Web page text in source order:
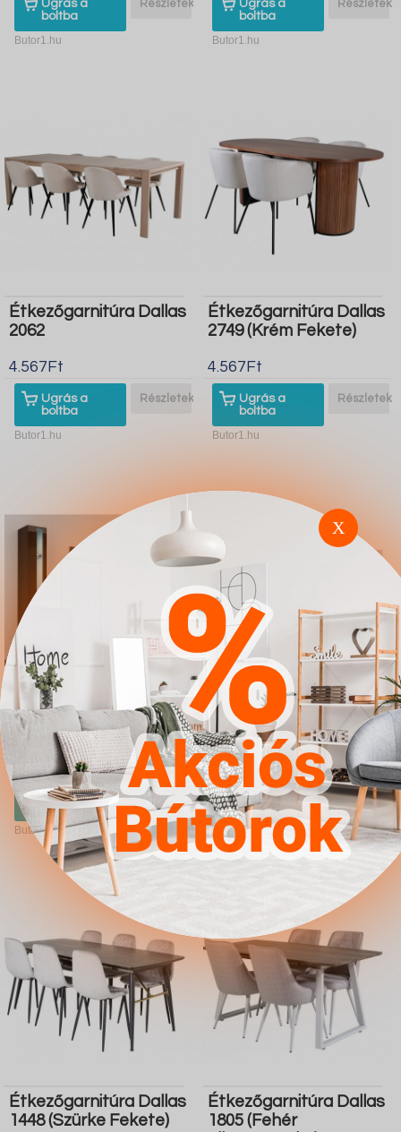
Ugrás a
boltba
Részletek
Butor1.hu
Ugrás a
boltba
Részletek
Butor1.hu
Étkezőgarnitúra Dallas
2062
4.567Ft
Ugrás a
boltba
Részletek
Butor1.hu
Étkezőgarnitúra Dallas
2749 (Krém Fekete)
4.567Ft
Ugrás a
boltba
Részletek
Butor1.hu
Nappali szett Charlotte
A111 (Fekete Fényes
fekete)
4.567Ft
Ugrás a
boltba
Részletek
Butor1.hu
Galériaágy Hartford
366 (Fehér Fényes
fehér Türkiz)
4.567Ft
Ugrás a
boltba
Részletek
Butor1.hu
Étkezőgarnitúra Dallas
1448 (Szürke Fekete)
Étkezőgarnitúra Dallas
1805 (Fehér
X